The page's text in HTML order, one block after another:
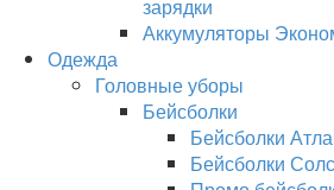
зарядки
Аккумуляторы
Одежда
Головные уборы
Бейсболки
Бейсболки
Бейсболки